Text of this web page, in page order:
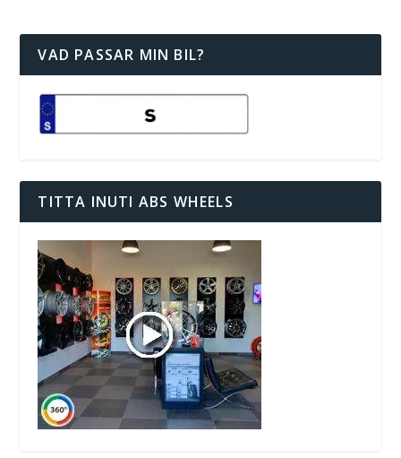
VAD PASSAR MIN BIL?
TITTA INUTI ABS WHEELS